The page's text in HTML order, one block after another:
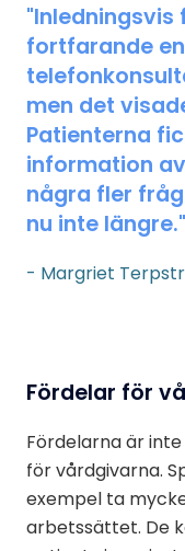
fortfarande
men det
Patienterna
information
några fler
nu inte längre."
- Margriet
Fördelar för
Fördelarna är
för vårdgivarna.
exempel ta
arbetssättet. De